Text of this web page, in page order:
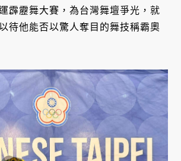
霹靂舞大賽，為台灣舞壇爭光，就
待他能否以驚人奪目的舞技稱霸奧